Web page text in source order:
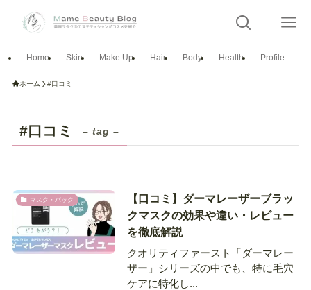
Home Skin Make Up Hair Body Health Profile
ホーム #口コミ
#口コミ – tag –
マスク・パック
【口コミ】ダーマレーザーブラッ
クマスクの効果や違い・レビュー
を徹底解説
クオリティファースト「ダーマレー
ザー」シリーズの中でも、特に毛穴
ケアに特化し...